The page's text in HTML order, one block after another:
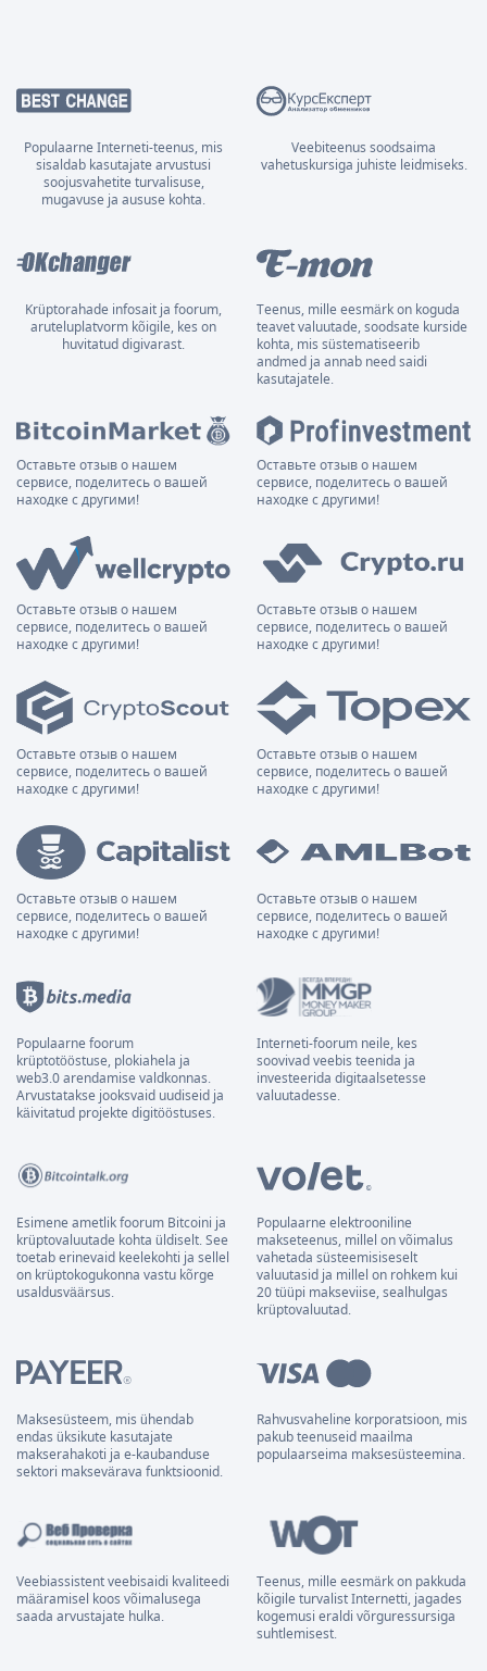
Populaarne Interneti-teenus, mis
sisaldab kasutajate arvustusi
soojusvahetite turvalisuse,
mugavuse ja aususe kohta.
Veebiteenus soodsaima
vahetuskursiga juhiste leidmiseks.
Krüptorahade infosait ja foorum,
aruteluplatvorm kõigile, kes on
huvitatud digivarast.
Teenus, mille eesmärk on koguda
teavet valuutade, soodsate kurside
kohta, mis süstematiseerib
andmed ja annab need saidi
kasutajatele.
Оставьте отзыв о нашем
сервисе, поделитесь о вашей
находке с другими!
Оставьте отзыв о нашем
сервисе, поделитесь о вашей
находке с другими!
Оставьте отзыв о нашем
сервисе, поделитесь о вашей
находке с другими!
Оставьте отзыв о нашем
сервисе, поделитесь о вашей
находке с другими!
Оставьте отзыв о нашем
сервисе, поделитесь о вашей
находке с другими!
Оставьте отзыв о нашем
сервисе, поделитесь о вашей
находке с другими!
Оставьте отзыв о нашем
сервисе, поделитесь о вашей
находке с другими!
Оставьте отзыв о нашем
сервисе, поделитесь о вашей
находке с другими!
Populaarne foorum
krüptotööstuse, plokiahela ja
web3.0 arendamise valdkonnas.
Arvustatakse jooksvaid uudiseid ja
käivitatud projekte digitööstuses.
Interneti-foorum neile, kes
soovivad veebis teenida ja
investeerida digitaalsetesse
valuutadesse.
Esimene ametlik foorum Bitcoini ja
krüptovaluutade kohta üldiselt. See
toetab erinevaid keelekohti ja sellel
on krüptokogukonna vastu kõrge
usaldusväärsus.
Populaarne elektrooniline
makseteenus, millel on võimalus
vahetada süsteemisiseselt
valuutasid ja millel on rohkem kui
20 tüüpi makseviise, sealhulgas
krüptovaluutad.
Maksesüsteem, mis ühendab
endas üksikute kasutajate
makserahakoti ja e-kaubanduse
sektori maksevärava funktsioonid.
Rahvusvaheline korporatsioon, mis
pakub teenuseid maailma
populaarseima maksesüsteemina.
Veebiassistent veebisaidi kvaliteedi
määramisel koos võimalusega
saada arvustajate hulka.
Teenus, mille eesmärk on pakkuda
kõigile turvalist Internetti, jagades
kogemusi eraldi võrguressursiga
suhtlemisest.